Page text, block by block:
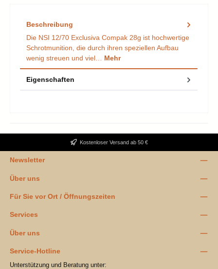
Beschreibung
Die NSI 12/70 Exclusiva Compak 28g ist hochwertige
Schrotmunition, die durch ihren speziellen Aufbau
wenig streuen und viel… Mehr
Eigenschaften
Kostenloser Versand ab 50 €
Newsletter
Über uns
Für Sie vor Ort / Öffnungszeiten
Services
Über uns
Service-Hotline
Unterstützung und Beratung unter: